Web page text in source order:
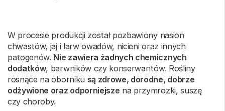
W procesie produkcji został pozbawiony nasion
chwastów, jaj i larw owadów, nicieni oraz innych
patogenów. Nie zawiera żadnych chemicznych
dodatków, barwników czy konserwantów. Rośliny
rosnące na oborniku są zdrowe, dorodne, dobrze
odżywione oraz odporniejsze na przymrozki, suszę
czy choroby.